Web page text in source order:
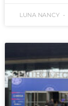
LUNA NANCY